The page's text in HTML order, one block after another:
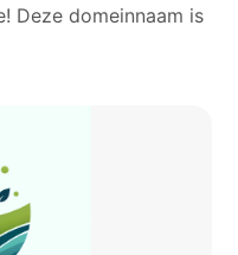
Deze domeinnaam is